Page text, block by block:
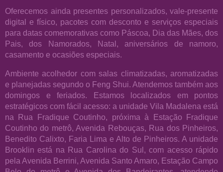
Oferecemos ainda presentes personalizados, vale-presente
digital e físico, pacotes com desconto e serviços especiais
para datas comemorativas como Páscoa, Dia das Mães, dos
Pais, dos Namorados, Natal, aniversários de namoro,
casamento e ocasiões especiais.
Ambiente acolhedor com salas climatizadas, aromatizadas
e planejadas segundo o Feng Shui. Atendemos também aos
domingos e feriados. Estamos localizados em pontos
estratégicos com fácil acesso: a unidade Vila Madalena está
na Rua Fradique Coutinho, próxima à Estação Fradique
Coutinho do metrô, Avenida Rebouças, Rua dos Pinheiros,
Benedito Calixto, Faria Lima e Alto de Pinheiros. A unidade
Brooklin está na Rua Carolina do Sul, com acesso rápido
pela Avenida Berrini, Avenida Santo Amaro, Estação Campo